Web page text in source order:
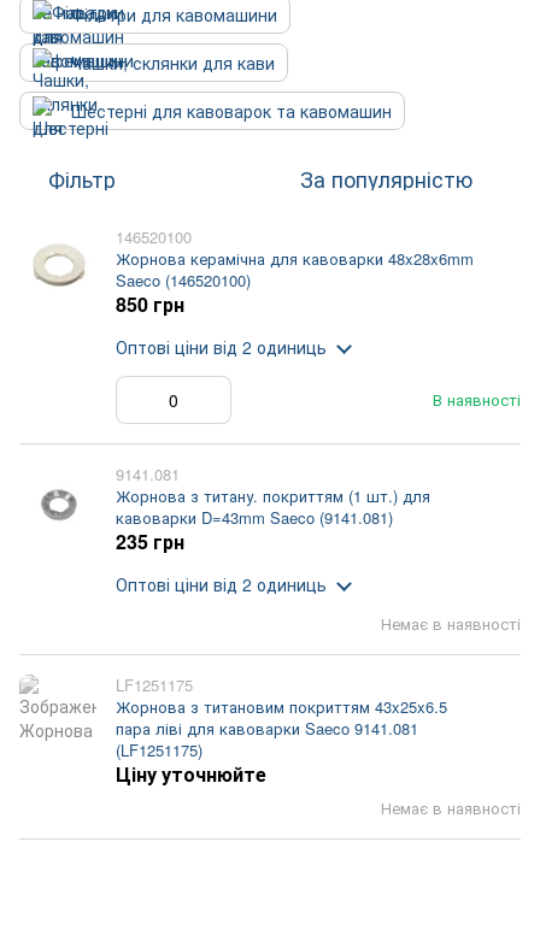
Фільтри для кавомашини
Чашки, склянки для кави
Шестерні для кавоварок та кавомашин
Фільтр За популярністю
146520100
Жорнова керамічна для кавоварки 48x28x6mm
Saeco (146520100)
В наявності
850 грн
Оптові ціни від 2 одиниць
9141.081
Жорнова з титану. покриттям (1 шт.) для
кавоварки D=43mm Saeco (9141.081)
Немає в наявності
235 грн
Оптові ціни від 2 одиниць
LF1251175
Жорнова з титановим покриттям 43x25x6.5
пара ліві для кавоварки Saeco 9141.081
(LF1251175)
Немає в наявності
Ціну уточнюйте